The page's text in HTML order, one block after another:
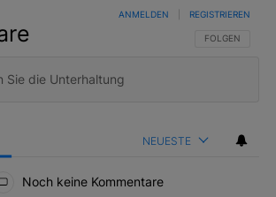
FOLGE DIESER
FOLGEN
ANMELDEN REGISTRIEREN
NEUESTE
Noch keine Kommentare